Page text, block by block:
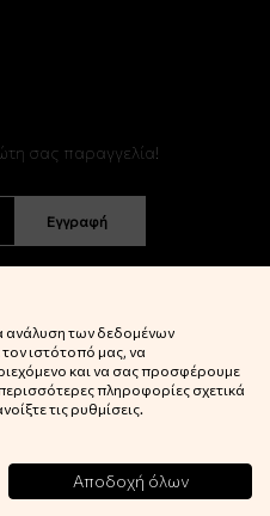
σας παραγγελία!
Εγγραφή
Αll rights reserved.
ανάλυση των δεδομένων
ιστότοπό μας, να
και να σας προσφέρουμε
πληροφορίες σχετικά
τις ρυθμίσεις.
Αποδοχή όλων